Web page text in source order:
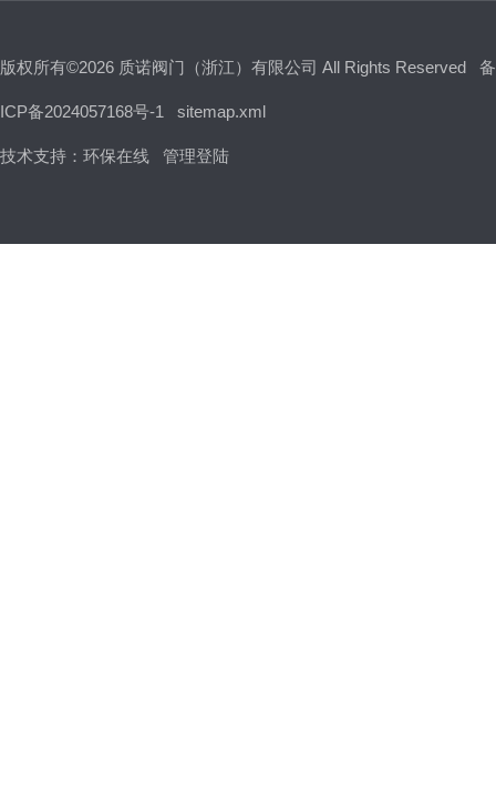
版权所有©2026 质诺阀门（浙江）有限公司 All Rights Reserved
ICP备2024057168号-1 sitemap.xml
技术支持： 环保在线 管理登陆